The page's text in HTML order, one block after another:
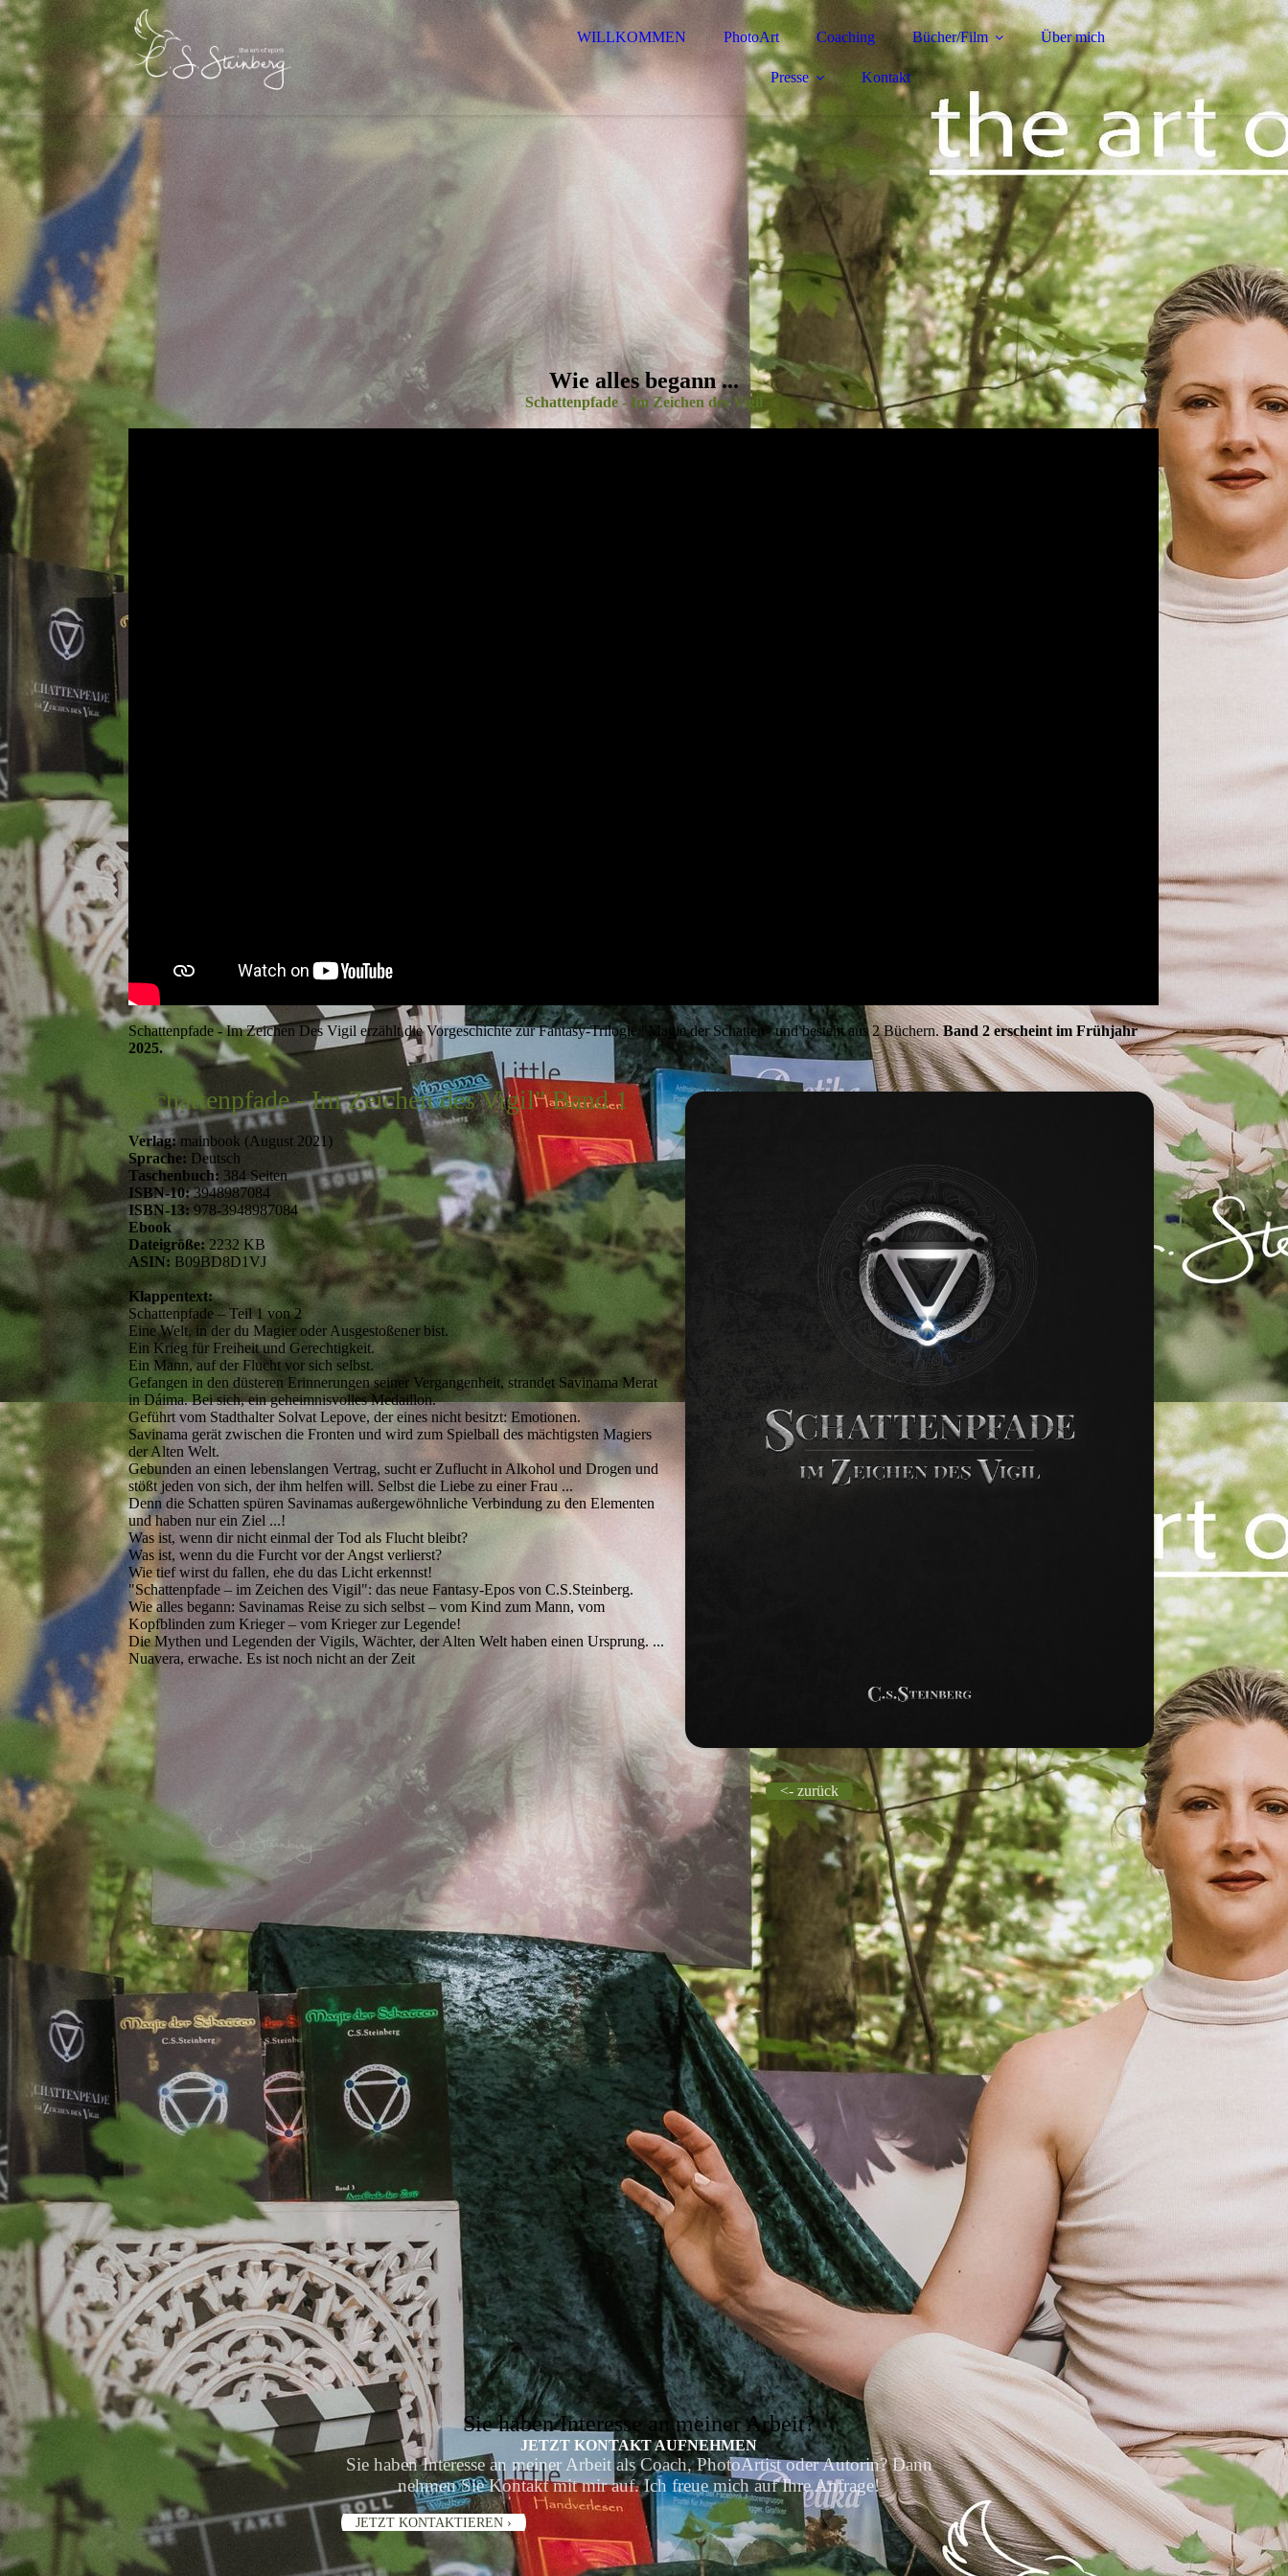
WILLKOMMEN PhotoArt Coaching Bücher/Film Über mich
Presse Kontakt
Wie alles begann ...
Schattenpfade - Im Zeichen des Vigil
Schattenpfade - Im Zeichen Des Vigil erzählt die Vorgeschichte zur Fantasy-Trilogie "Magie der Schatten" und besteht aus 2 Büchern.Band 2 erscheint im Frühjahr
2025.
"Schattenpfade - Im Zeichen des Vigil" Band 1
Verlag: mainbook (August 2021)
Sprache: Deutsch
Taschenbuch: 384 Seiten
ISBN-10:3948987084
ISBN-13: 978-3948987084
Ebook
Dateigröße:2232 KB
ASIN: B09BD8D1VJ
Klappentext:
Schattenpfade – Teil 1 von 2
Eine Welt, in der du Magier oder Ausgestoßener bist.
Ein Krieg für Freiheit und Gerechtigkeit.
Ein Mann, auf der Flucht vor sich selbst.
Gefangen in den düsteren Erinnerungen seiner Vergangenheit, strandet Savinama Merat
in Dáima. Bei sich, ein geheimnisvolles Medaillon.
Geführt vom Stadthalter Solvat Lepove, der eines nicht besitzt: Emotionen.
Savinama gerät zwischen die Fronten und wird zum Spielball des mächtigsten Magiers
der Alten Welt.
Gebunden an einen lebenslangen Vertrag, sucht er Zuflucht in Alkohol und Drogen und
stößt jeden von sich, der ihm helfen will. Selbst die Liebe zu einer Frau ...
Denn die Schatten spüren Savinamas außergewöhnliche Verbindung zu den Elementen
und haben nur ein Ziel ...!
Was ist, wenn dir nicht einmal der Tod als Flucht bleibt?
Was ist, wenn du die Furcht vor der Angst verlierst?
Wie tief wirst du fallen, ehe du das Licht erkennst!
"Schattenpfade – im Zeichen des Vigil": das neue Fantasy-Epos von C.S.Steinberg.
Wie alles begann: Savinamas Reise zu sich selbst – vom Kind zum Mann, vom
Kopfblinden zum Krieger – vom Krieger zur Legende!
Die Mythen und Legenden der Vigils, Wächter, der Alten Welt haben einen Ursprung. ...
Nuavera, erwache. Es ist noch nicht an der Zeit
<- zurück
Sie haben Interesse an meiner Arbeit?
JETZT KONTAKT AUFNEHMEN
Sie haben Interesse an meiner Arbeit als Coach, PhotoArtist oder Autorin? Dann
nehmen Sie Kontakt mit mir auf. Ich freue mich auf Ihre Anfrage!
JETZT KONTAKTIEREN ›